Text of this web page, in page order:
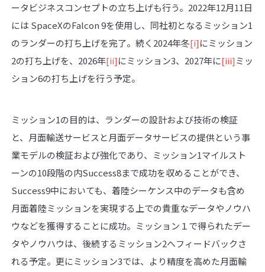
ータビジネスコンセプトの立ち上げも行う。2022年12月11日
には SpaceXのFalcon 9を使用し、同社初となるミッション1
のランダーの打ち上げを完了。続く2024年冬[i]にミッション
2の打ち上げを、2026年[ii]にミッション3、2027年に[iii]ミッ
ション6の打ち上げを行う予定。
ミッション1の目的は、ランダーの設計および技術の検証
と、月面輸送サービスと月面データサービスの提供という事
業モデルの検証および強化であり、ミッション1マイルスト
ーンの10段階の内Success8まで成功を収めることができ、
Success9中においても、着陸シーケンス中のデータも含め
月面着陸ミッションを実現する上での貴重なデータやノウハ
ウなどを獲得することに成功。ミッション１で得られたデー
タやノウハウは、後続するミッション2へフィードバックさ
れる予定。更にミッション3では、より精度を高めた月面輸